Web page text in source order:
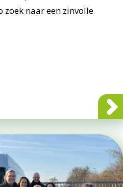
naar een zinvolle